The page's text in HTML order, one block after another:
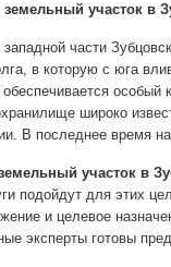
земельный участок в
части
в которую с юга
обеспечивается
широко
В последнее время
участок в
подойдут для этих
и целевое
эксперты готовы